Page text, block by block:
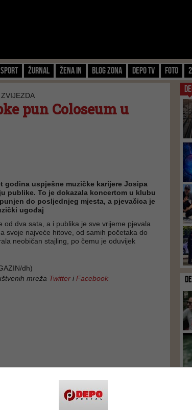
Sport Žurnal Žena IN Blog zona Depo TV FOTO
pun Coloseum u
godina uspješne muzičke karijere Josipa
publike. To je dokazala koncertom u klubu
do posljednjeg mjesta, a pjevačica je
ugođaj
od dva sata, a i publika je sve vrijeme pjevala
svoje najveće hitove, od samih početaka do
neobičan stajling, po čemu je oduvijek
dh)
mreža Twitter iFacebook